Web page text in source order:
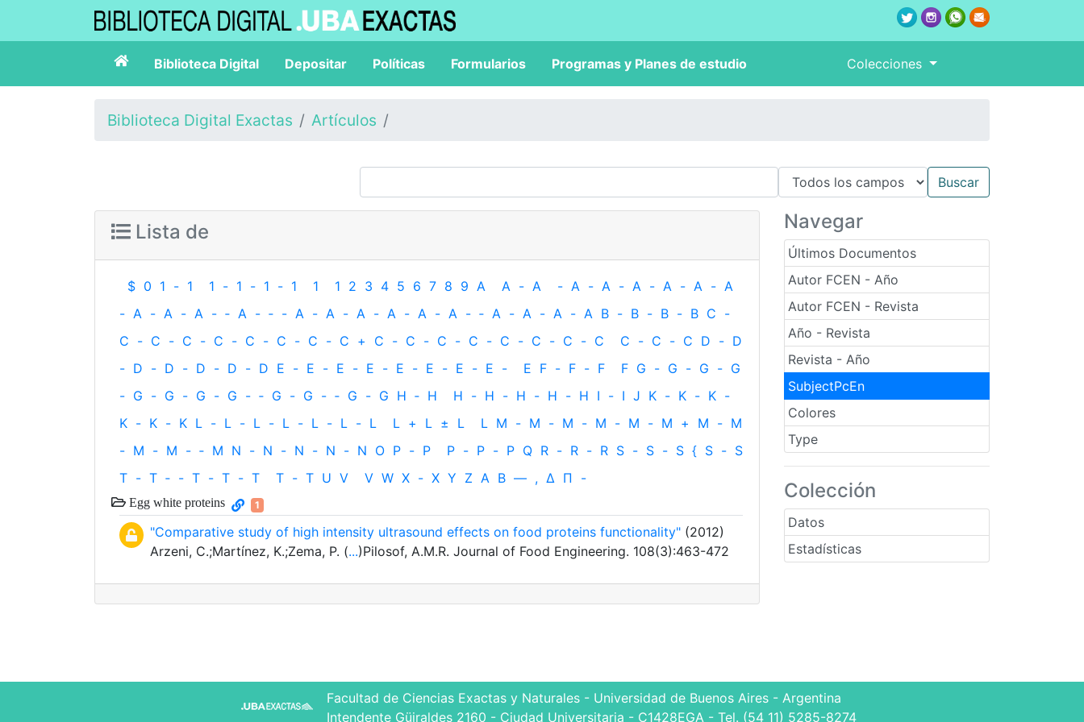
Biblioteca Digital Depositar Políticas Formularios Programas y Planes de estudio Colecciones
Biblioteca Digital Exactas Artículos
Navegar
Últimos Documentos
Autor FCEN - Año
Autor FCEN - Revista
Año - Revista
Revista - Año
SubjectPcEn
Colores
Type
Colección
Datos
Estadísticas
Lista de
$ 0 1 - 1 1 - 1 - 1 - 1 1 1 2 3 4 5 6 7 8 9 A A - A - A - A - A - A - A - A
- A - A - A - ‐ A - ‐ - A - A - A - A - A - A - ‐ A - A - A - A B - B - B - B C -
C - C - C - C - C - C - C - C + C - C - C - C - C - C - C - C C - C - C D - D
- D - D - D - D - D E - E - E - E - E - E - E - E - E F - F - F F G - G - G - G
- G - G - G - G - ‐ G - G - ‐ G - G H ‐ H H - H - H - H - H I - I J K - K - K -
K - K - K L - L - L - L - L - L - L L + L ± L L M - M - M - M - M - M + M - M
- M - M - ‐ M N - N - N - N - N O P - P P - P - P Q R - R - R S - S - S { S - S
T - T ‐ - T - T - T T - T U V V W X - X Y Z Α Β — , Δ Π -
Egg white proteins 1
"Comparative study of high intensity ultrasound effects on food proteins functionality" (2012)
Arzeni, C.;Martínez, K.;Zema, P. (...)Pilosof, A.M.R. Journal of Food Engineering. 108(3):463-472
Facultad de Ciencias Exactas y Naturales - Universidad de Buenos Aires - Argentina
Intendente Güiraldes 2160 - Ciudad Universitaria - C1428EGA - Tel. (54 11) 5285-8274